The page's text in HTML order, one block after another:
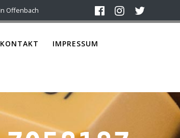
Offenbach
KONTAKT IMPRESSUM